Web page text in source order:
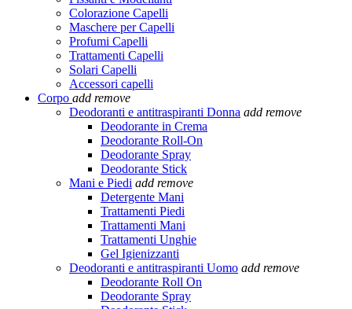
Colorazione Capelli
Maschere per Capelli
Profumi Capelli
Trattamenti Capelli
Solari Capelli
Accessori capelli
Corpo add remove
Deodoranti e antitraspiranti Donna add remove
Deodorante in Crema
Deodorante Roll-On
Deodorante Spray
Deodorante Stick
Mani e Piedi add remove
Detergente Mani
Trattamenti Piedi
Trattamenti Mani
Trattamenti Unghie
Gel Igienizzanti
Deodoranti e antitraspiranti Uomo add remove
Deodorante Roll On
Deodorante Spray